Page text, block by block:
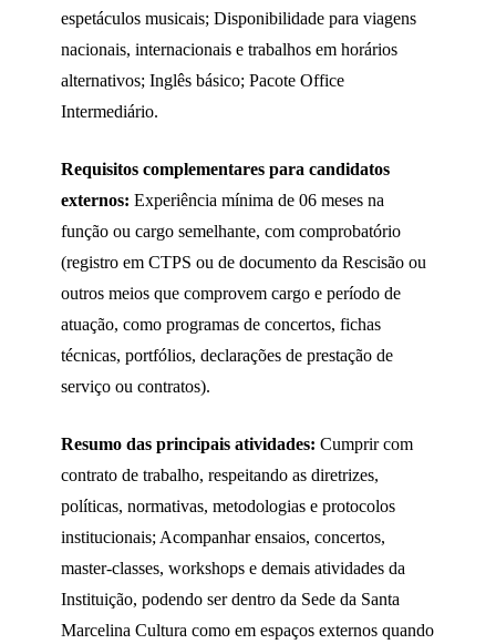
espetáculos musicais; Disponibilidade para viagens
nacionais, internacionais e trabalhos em horários
alternativos; Inglês básico; Pacote Office
Intermediário.
Requisitos complementares para candidatos
externos: Experiência mínima de 06 meses na
função ou cargo semelhante, com comprobatório
(registro em CTPS ou de documento da Rescisão ou
outros meios que comprovem cargo e período de
atuação, como programas de concertos, fichas
técnicas, portfólios, declarações de prestação de
serviço ou contratos).
Resumo das principais atividades: Cumprir com
contrato de trabalho, respeitando as diretrizes,
políticas, normativas, metodologias e protocolos
institucionais; Acompanhar ensaios, concertos,
master-classes, workshops e demais atividades da
Instituição, podendo ser dentro da Sede da Santa
Marcelina Cultura como em espaços externos quando